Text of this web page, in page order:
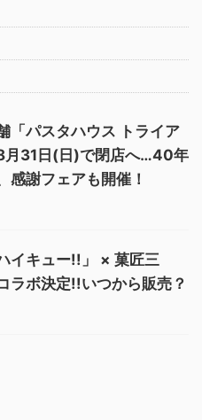
「パスタハウス トライア
月31日(日)で閉店へ…40年
感謝フェアも開催！
イキュー!!」 × 菓匠三
ラボ決定!!いつから販売？